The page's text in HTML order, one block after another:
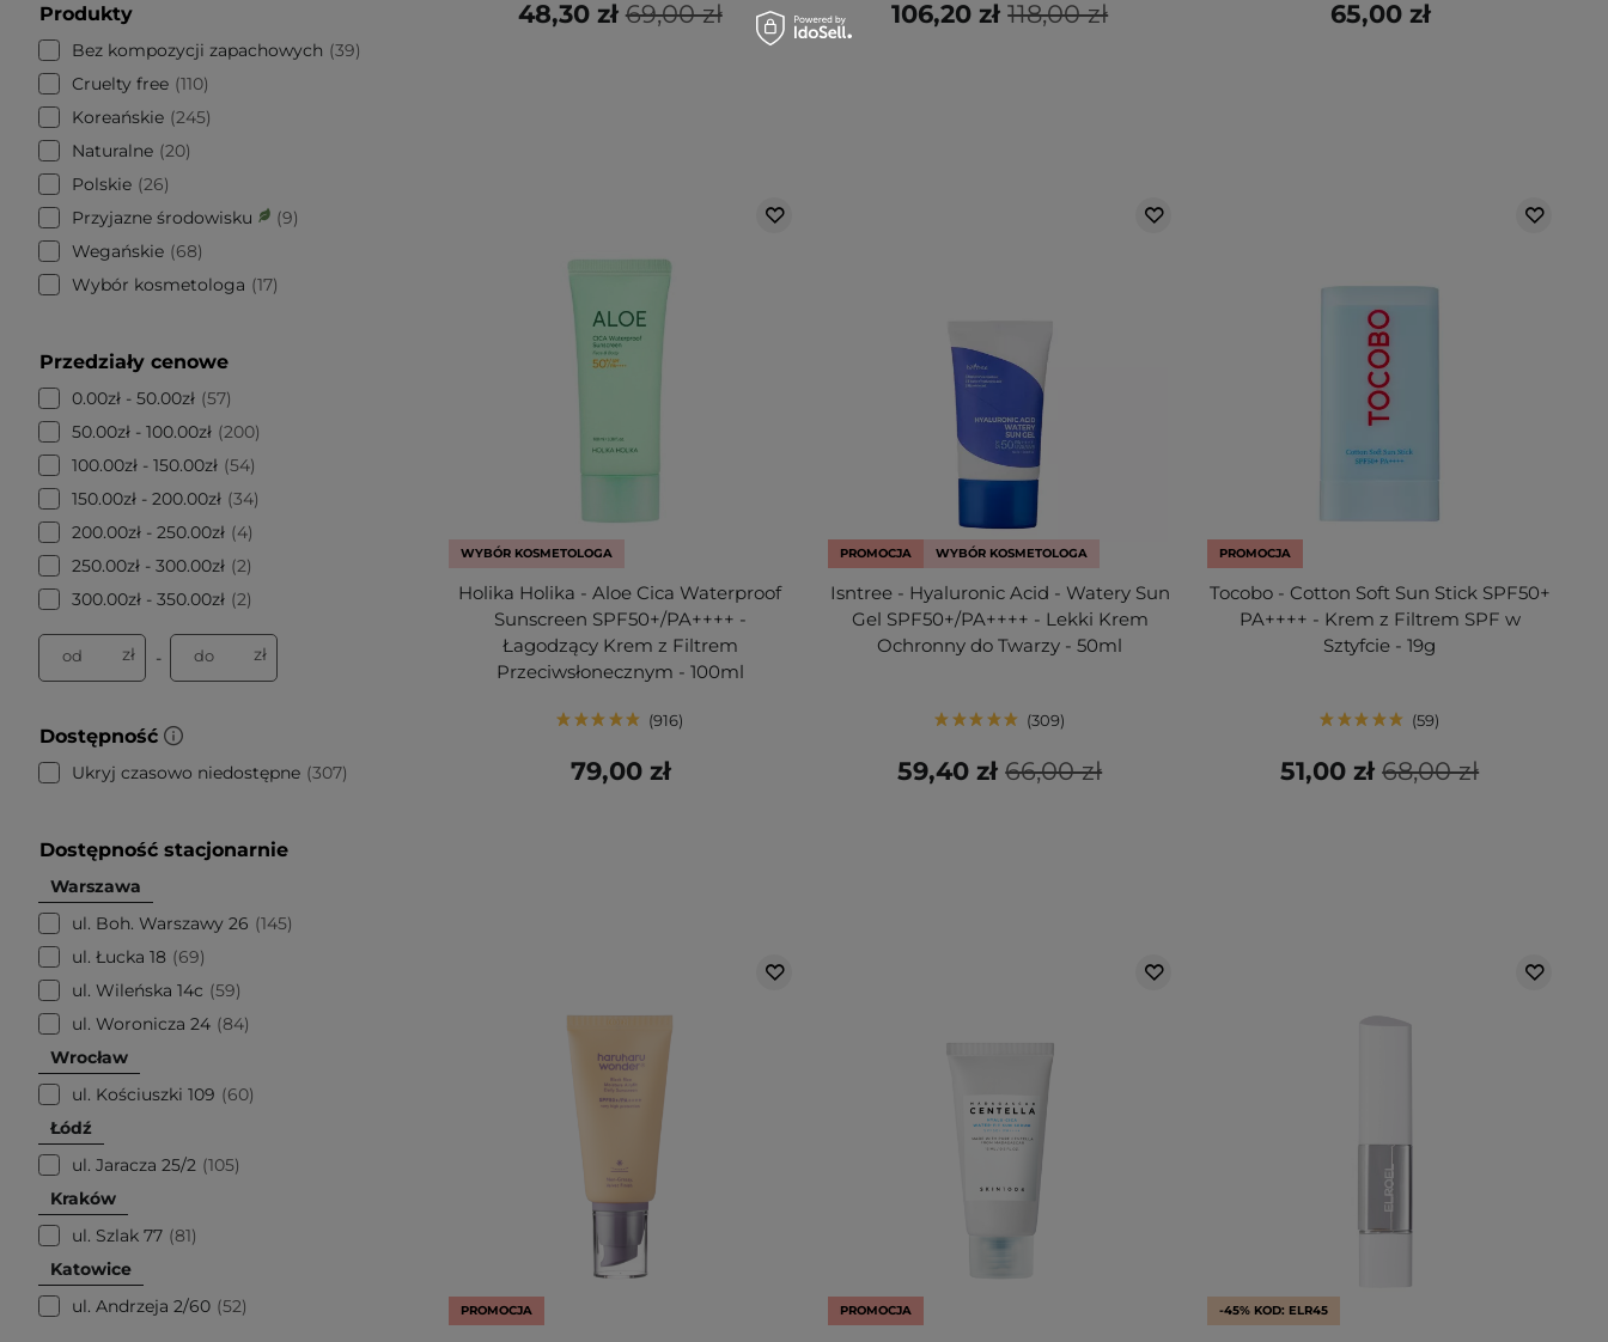
Produkty
Bez kompozycji zapachowych
39
Cruelty free 110
Koreańskie 245
Naturalne 20
Polskie 26
Przyjazne środowisku
9
Wegańskie
68
Wybór kosmetologa
17
Przedziały cenowe
0.00zł - 50.00zł 57
50.00zł - 100.00zł 200
100.00zł - 150.00zł 54
150.00zł - 200.00zł 34
200.00zł - 250.00zł
4
250.00zł - 300.00zł 2
300.00zł - 350.00zł 2
od zł - do zł
Dostępność
Ukryj czasowo niedostępne 307
Dostępność stacjonarnie
Warszawa
ul. Boh. Warszawy 26
145
ul. Łucka 18
69
ul. Wileńska 14c
59
ul. Woronicza 24 84
Wrocław
ul. Kościuszki 109
60
Łódź
ul. Jaracza 25/2 105
Kraków
ul. Szlak 77 81
Katowice
ul. Andrzeja 2/60 52
69,00 zł
48,30 zł 118,00 zł
106,20 zł 65,00 zł
WYBÓR KOSMETOLOGA
Holika Holika - Aloe Cica Waterproof
Sunscreen SPF50+/PA++++ -
Łagodzący Krem z Filtrem
Przeciwsłonecznym - 100ml
916
79,00 zł
PROMOCJA WYBÓR KOSMETOLOGA
Isntree - Hyaluronic Acid - Watery Sun
Gel SPF50+/PA++++ - Lekki Krem
Ochronny do Twarzy - 50ml
309
66,00 zł
59,40 zł
PROMOCJA
Tocobo - Cotton Soft Sun Stick SPF50+
PA++++ - Krem z Filtrem SPF w
Sztyfcie - 19g
59
68,00 zł
51,00 zł
PROMOCJA PROMOCJA -45% KOD: ELR45